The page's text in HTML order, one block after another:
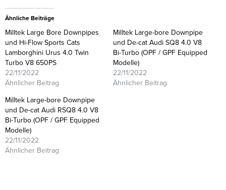
Ähnliche Beiträge
Milltek Large Bore Downpipes
und Hi-Flow Sports Cats
Lamborghini Urus 4.0 Twin
Turbo V8 650PS
22/11/2022
Ähnlicher Beitrag
Milltek Large-bore Downpipe
und De-cat Audi SQ8 4.0 V8
Bi-Turbo (OPF / GPF Equipped
Modelle)
22/11/2022
Ähnlicher Beitrag
Milltek Large-bore Downpipe
und De-cat Audi RSQ8 4.0 V8
Bi-Turbo (OPF / GPF Equipped
Modelle)
22/11/2022
Ähnlicher Beitrag